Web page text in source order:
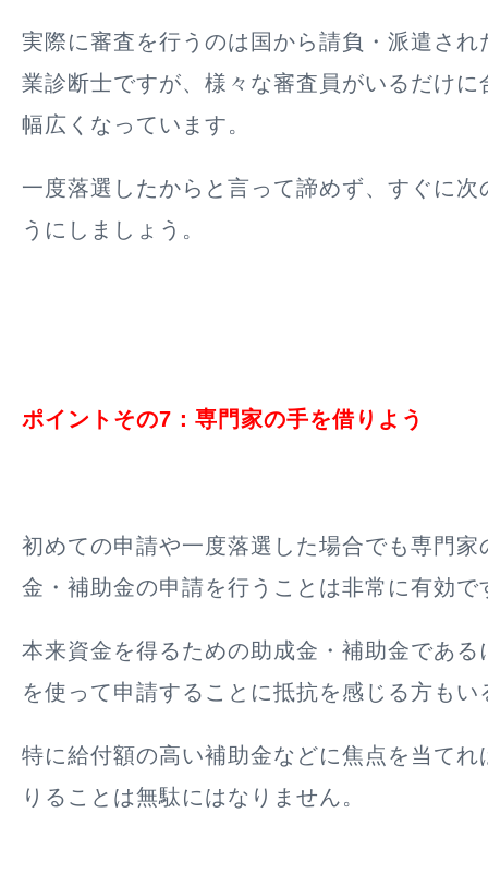
実際に審査を行うのは国から請負・派遣され
業診断士ですが、様々な審査員がいるだけに
幅広くなっています。
一度落選したからと言って諦めず、すぐに次
うにしましょう。
ポイントその7：専門家の手を借りよう
初めての申請や一度落選した場合でも専門家
金・補助金の申請を行うことは非常に有効で
本来資金を得るための助成金・補助金である
を使って申請することに抵抗を感じる方もい
特に給付額の高い補助金などに焦点を当てれ
りることは無駄にはなりません。